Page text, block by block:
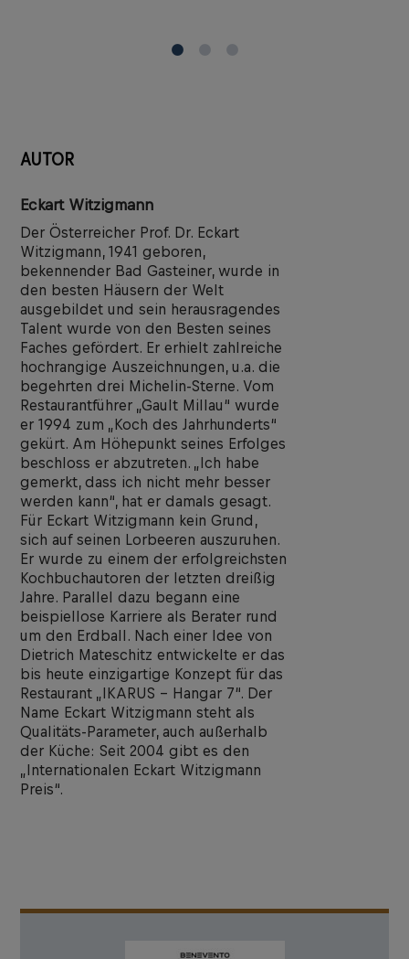
AUTOR
Eckart Witzigmann
Der Österreicher Prof. Dr. Eckart
Witzigmann, 1941 geboren,
bekennender Bad Gasteiner, wurde in
den besten Häusern der Welt
ausgebildet und sein herausragendes
Talent wurde von den Besten seines
Faches gefördert. Er erhielt zahlreiche
hochrangige Auszeichnungen, u.a. die
begehrten drei Michelin-Sterne. Vom
Restaurantführer „Gault Millau“ wurde
er 1994 zum „Koch des Jahrhunderts“
gekürt. Am Höhepunkt seines Erfolges
beschloss er abzutreten. „Ich habe
gemerkt, dass ich nicht mehr besser
werden kann“, hat er damals gesagt.
Für Eckart Witzigmann kein Grund,
sich auf seinen Lorbeeren auszuruhen.
Er wurde zu einem der erfolgreichsten
Kochbuchautoren der letzten dreißig
Jahre. Parallel dazu begann eine
beispiellose Karriere als Berater rund
um den Erdball. Nach einer Idee von
Dietrich Mateschitz entwickelte er das
bis heute einzigartige Konzept für das
Restaurant „IKARUS – Hangar 7“. Der
Name Eckart Witzigmann steht als
Qualitäts-Parameter, auch außerhalb
der Küche: Seit 2004 gibt es den
„Internationalen Eckart Witzigmann
Preis“.